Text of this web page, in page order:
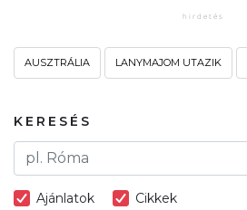
AUSZTRÁLIA LANYMAJOM UTAZIK
KERESÉS
Ajánlatok Cikkek